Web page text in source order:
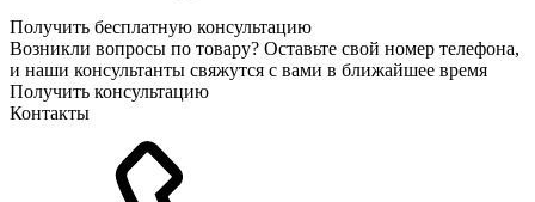
Получить бесплатную консультацию
Возникли вопросы по товару? Оставьте свой номер телефона,
и наши консультанты свяжутся с вами в ближайшее время
Получить консультацию
Контакты